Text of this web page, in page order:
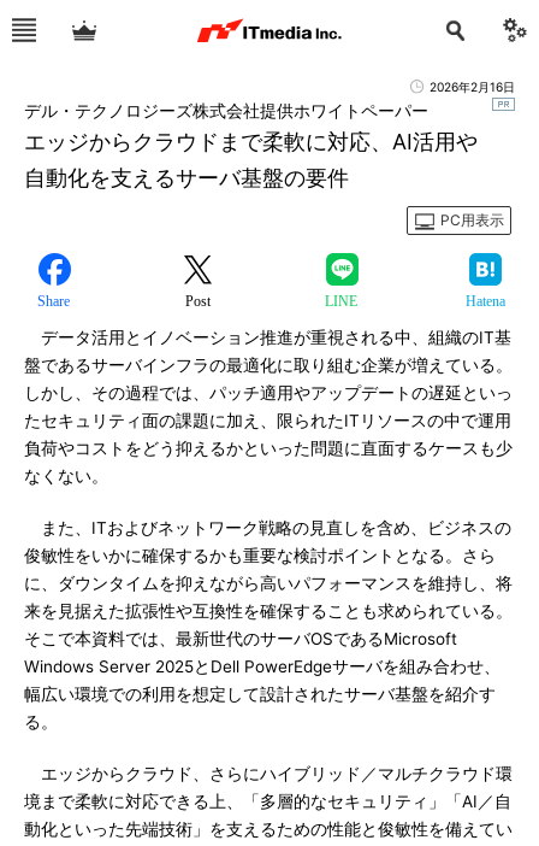
2026年2月16日
エッジからクラウドまで柔軟に対応、AI活用や
自動化を支えるサーバ基盤の要件
デル・テクノロジーズ株式会社提供ホワイトペーパー
PC用表示
Share Post LINE Hatena
データ活用とイノベーション推進が重視される中、組織のIT基
盤であるサーバインフラの最適化に取り組む企業が増えている。
しかし、その過程では、パッチ適用やアップデートの遅延といっ
たセキュリティ面の課題に加え、限られたITリソースの中で運用
負荷やコストをどう抑えるかといった問題に直面するケースも少
なくない。
また、ITおよびネットワーク戦略の見直しを含め、ビジネスの
俊敏性をいかに確保するかも重要な検討ポイントとなる。さら
に、ダウンタイムを抑えながら高いパフォーマンスを維持し、将
来を見据えた拡張性や互換性を確保することも求められている。
そこで本資料では、最新世代のサーバOSであるMicrosoft
Windows Server 2025とDell PowerEdgeサーバを組み合わせ、
幅広い環境での利用を想定して設計されたサーバ基盤を紹介す
る。
エッジからクラウド、さらにハイブリッド／マルチクラウド環
境まで柔軟に対応できる上、「多層的なセキュリティ」「AI／自
動化といった先端技術」を支えるための性能と俊敏性を備えてい